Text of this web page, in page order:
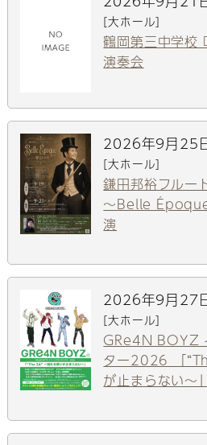
[大ホール]
鶴岡第三中学校
演奏会
2026年9月25
[大ホール]
鎌田邦裕フル
～Belle
演
2026年9月27
[大ホール]
GRe4N BOYZ
ター2026 「
が止まらない〜」